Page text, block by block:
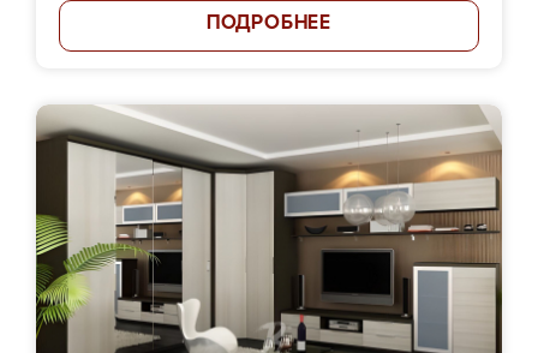
Стенка "Пластика"
Цена: от 47 000 руб.
ПОДРОБНЕЕ